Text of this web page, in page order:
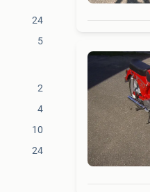
24
5
2
4
10
24